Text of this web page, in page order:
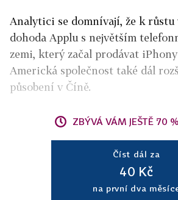
Analytici se domnívají, že k růstu
dohoda Applu s největším
zemi, který začal prodávat
Americká společnost také dál
působení v Číně.
ZBÝVÁ VÁM JEŠTĚ 70
Číst dál za
40 Kč
na první dva